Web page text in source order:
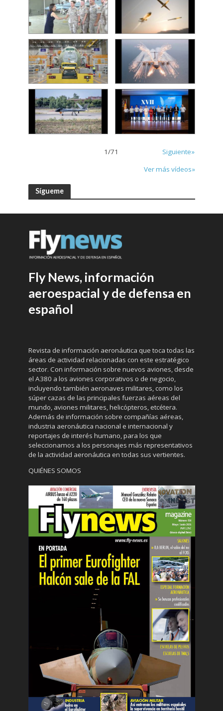
1/71
Siguiente»
Ver más vídeos»
Sígueme
Fly News, información
aeroespacial y de defensa en
español
Revista de información aeronáutica que toca todas las
áreas de actividad relacionadas con este estratégico
sector. Con información sobre nuevos aviones, desde
el A380 a los aviones corporativos o de negocio,
incluyendo también aeronaves militares, como los
súper cazas de las principales fuerzas aéreas del
mundo, aviones militares, helicópteros, etcétera.
Además de información sobre compañías aéreas,
industria aeronáutica nacional e internacional y
reportajes de interés humano, para los que
seleccionamos a los personajes más representativos
de la actividad aeronáutica en todas sus vertientes.
QUIÉNES SOMOS